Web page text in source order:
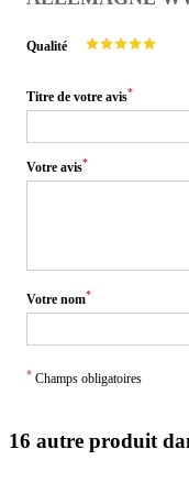
Qualité
Titre de votre avis*
Votre avis*
Votre nom*
* Champs obligatoires
16 autre produit